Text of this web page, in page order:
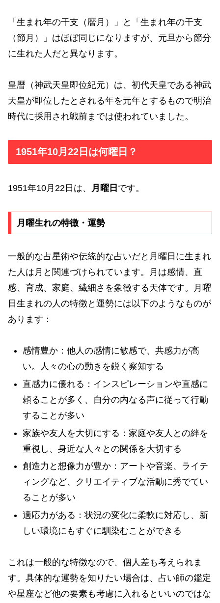
「生まれ年の干支（暦月）」と「生まれ年の干支
（節月）」はほぼ同じになりますが、元旦から節分
に生れた人だと異なります。
皇暦（神武天皇即位紀元）は、初代天皇である神武
天皇が即位したとされる年を元年とするもので明治
時代に採用され戦前までは使われていました。
1951年10月22日は何曜日？
1951年10月22日は、 月曜日 です。
月曜生れの特徴・運勢
一般的な占星術や伝統的な占いだと月曜日に生まれ
た人は月と関連づけられています。月は感情、直
感、育成、家庭、繊細さを象徴する天体です。月曜
日生まれの人の特徴と運勢には以下のようなものが
あります：
感情豊か：他人の感情に敏感で、共感力が高
い。人々の心の動きを鋭く察知する
直感力に優れる：インスピレーションや直感に
頼ることが多く、自分の内なる声に従って行動
することが多い
家族や友人を大切にする：家庭や友人との絆を
重視し、身近な人々との関係を大切する
創造力と想像力が豊か：アートや音楽、ライテ
ィングなど、クリエイティブな活動に秀でてい
ることが多い
適応力がある：状況の変化に柔軟に対応し、新
しい環境にもすぐに馴染むことができる
これは一般的な特徴なので、個人差も考えられま
す。具体的な運勢を知りたい場合は、占い師の鑑定
や星座など他の要素も考慮に入れるといいのではな